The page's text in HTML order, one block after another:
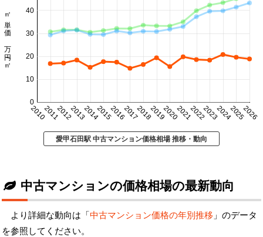
20102011201220132014201520162017201820192020202120222023202420252026
0
10
20
30
40
㎡単価 万円/㎡
愛甲石田駅 中古マンション価格相場 推移・動向
中古マンションの価格相場の最新動向
より詳細な動向は「中古マンション価格の年別推移 」のデータ
を参照してください。